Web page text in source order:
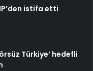
istifa etti
Türkiye’ hedefli